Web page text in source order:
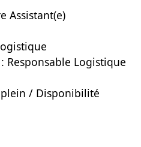
Assistant(e)
Responsable Logistique
/ Disponibilité